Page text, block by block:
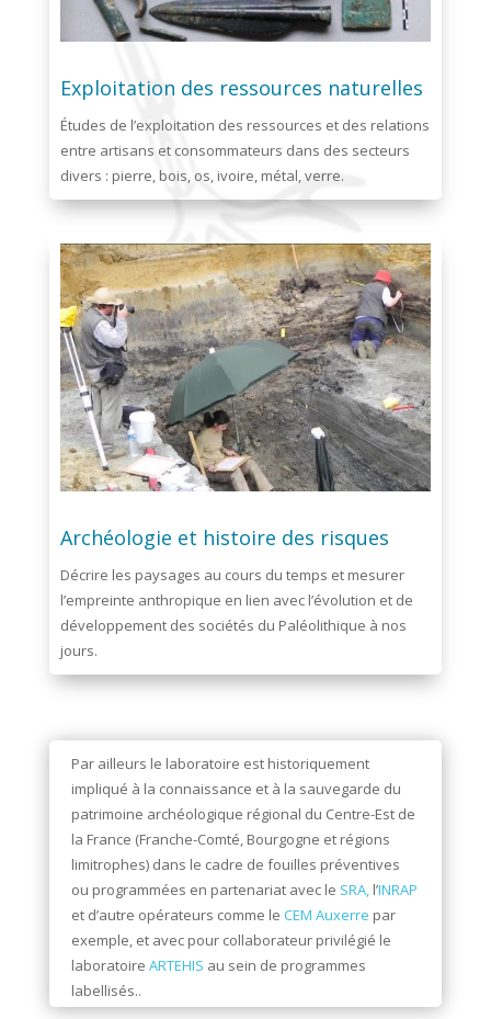
Exploitation des ressources naturelles
Études de l’exploitation des ressources et des relations
entre artisans et consommateurs dans des secteurs
divers : pierre, bois, os, ivoire, métal, verre.
Archéologie et histoire des risques
Décrire les paysages au cours du temps et mesurer
l’empreinte anthropique en lien avec l’évolution et de
développement des sociétés du Paléolithique à nos
jours.
Par ailleurs le laboratoire est historiquement
impliqué à la connaissance et à la sauvegarde du
patrimoine archéologique régional du Centre-Est de
la France (Franche-Comté, Bourgogne et régions
limitrophes) dans le cadre de fouilles préventives
ou programmées en partenariat avec le SRA, l’INRAP
et d’autre opérateurs comme le CEM Auxerre par
exemple, et avec pour collaborateur privilégié le
laboratoire ARTEHIS au sein de programmes
labellisés..